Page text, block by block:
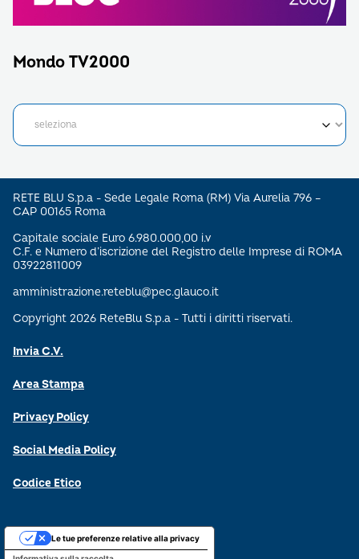
Mondo TV2000
RETE BLU S.p.a - Sede Legale Roma (RM) Via Aurelia 796 –
CAP 00165 Roma
Capitale sociale Euro 6.980.000,00 i.v
C.F. e Numero d’iscrizione del Registro delle Imprese di ROMA
03922811009
amministrazione.reteblu@pec.glauco.it
Copyright 2026 ReteBlu S.p.a - Tutti i diritti riservati.
Invia C.V.
Area Stampa
Privacy Policy
Social Media Policy
Codice Etico
Le tue preferenze relative alla privacy